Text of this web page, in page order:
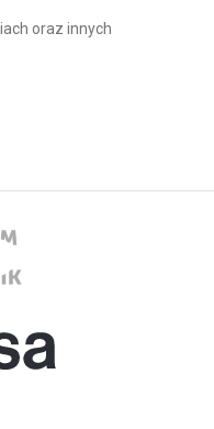
oraz innych